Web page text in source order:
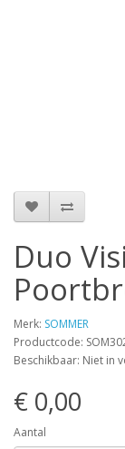
Duo
Merk: SOMMER
Productcode:
Beschikbaar: Niet in
€ 0,00
Aantal